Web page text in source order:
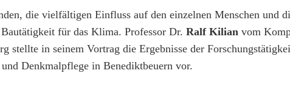
die vielfältigen Einfluss auf den einzelnen Menschen und
für das Klima. Professor Dr. Ralf Kilian vom
stellte in seinem Vortrag die Ergebnisse der
Denkmalpflege in Benediktbeuern vor.